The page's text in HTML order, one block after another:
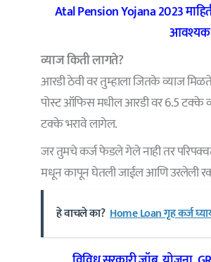
Atal Pension Yojana 2023
आवश्यक
व्याज किती लागते?
आरडी ठेवी वर तुम्हाला जितके व्याज
पोस्ट ऑफिस मधील आरडी वर 6.5 टक्के
टक्के भरावे लागेल.
जर तुमचे कर्ज फेडले गेले नाही तर
मधून कापून घेतली जाईल आणि उरलेली
हे वाचले का? Home Loan गृह कर्ज